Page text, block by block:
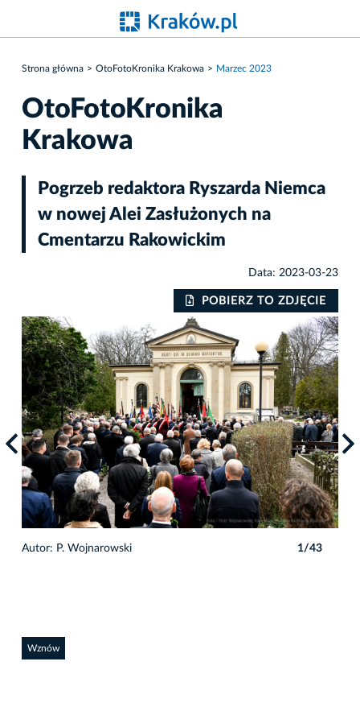
Strona główna OtoFotoKronika Krakowa Marzec 2023
OtoFotoKronika
Krakowa
Pogrzeb redaktora Ryszarda Niemca
w nowej Alei Zasłużonych na
Cmentarzu Rakowickim
Data: 2023-03-23
POBIERZ TO ZDJĘCIE
Autor: P. Wojnarowski 1/43
Wznów